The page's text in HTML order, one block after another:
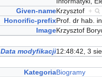
Given-nameKrzysztof +
Honorific-prefixProf. dr hab.
ImageKrzysztof
Data modyfikacji12:48:42, 3
KategoriaBiogramy